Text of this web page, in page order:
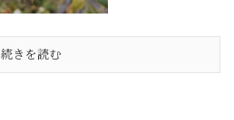
続きを読む